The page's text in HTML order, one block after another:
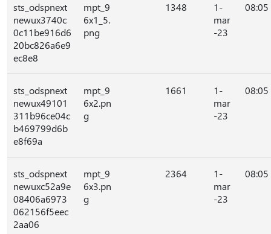
sts_odspnext
newux3740c
0c11be916d6
20bc826a6e9
ec8e8
mpt_9
6x1_5.
png
1348
1-
mar
-23
08:05
sts_odspnext
newux49101
311b96ce04c
b469799d6b
e8f69a
mpt_9
6x2.pn
g
1661
1-
mar
-23
08:05
sts_odspnext
newuxc52a9e
08406a6973
062156f5eec
2aa06
mpt_9
6x3.pn
g
2364
1-
mar
-23
08:05